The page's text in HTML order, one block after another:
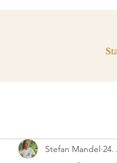
Stefan Mandel 24.